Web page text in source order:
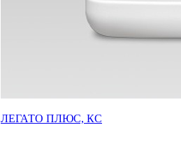
ЛЕГАТО ПЛЮС, КС